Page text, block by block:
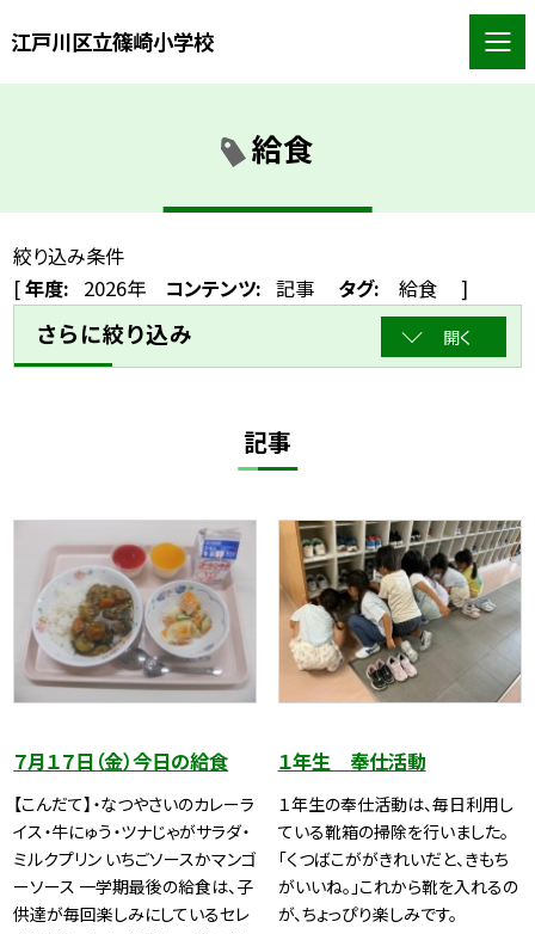
江戸川区立篠崎小学校
給食
絞り込み条件
[年度: 2026年 コンテンツ: 記事 タグ: 給食 ]
さらに絞り込み 開く
記事
７月１７日（金）今日の給食
【こんだて】・なつやさいのカレーラ
イス・牛にゅう・ツナじゃがサラダ・
ミルクプリン いちごソースかマンゴ
ーソース 一学期最後の給食は、子
供達が毎回楽しみにしているセレ
１年生 奉仕活動
１年生の奉仕活動は、毎日利用し
ている靴箱の掃除を行いました。
「くつばこががきれいだと、きもち
がいいね。」これから靴を入れるの
が、ちょっぴり楽しみです。